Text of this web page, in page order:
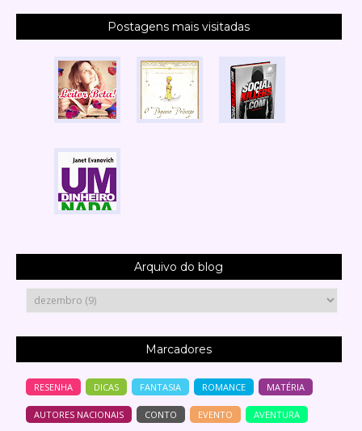
Postagens mais visitadas
Arquivo do blog
Marcadores
RESENHA DICAS FANTASIA ROMANCE MATÉRIA
AUTORES NACIONAIS CONTO EVENTO AVENTURA